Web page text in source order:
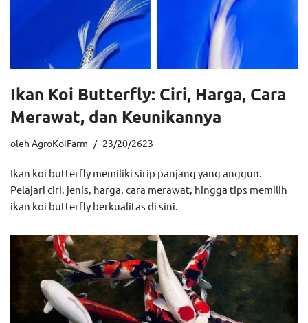
Ikan Koi Butterfly: Ciri, Harga, Cara
Merawat, dan Keunikannya
oleh AgroKoiFarm 23/20/2623
Ikan koi butterfly memiliki sirip panjang yang anggun.
Pelajari ciri, jenis, harga, cara merawat, hingga tips memilih
ikan koi butterfly berkualitas di sini.